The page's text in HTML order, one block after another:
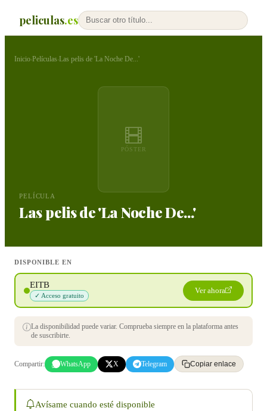
peliculas.es
Inicio›Películas›Las pelis de 'La Noche De...'
PÓSTER
PELÍCULA
Las pelis de 'La Noche De...'
DISPONIBLE EN
EITB
✓ Acceso gratuito
Ver ahora
La disponibilidad puede variar. Comprueba siempre en la plataforma antes
de suscribirte.
Compartir: WhatsApp X Telegram Copiar enlace
Avísame cuando esté disponible